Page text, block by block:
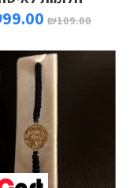
₪109.00
99.00